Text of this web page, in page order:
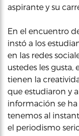
aspirante y su
En el encuentro
instó a los
en las redes
ustedes les gusta,
tienen la
que estudiaron y
información se ha
tenemos al
el periodismo